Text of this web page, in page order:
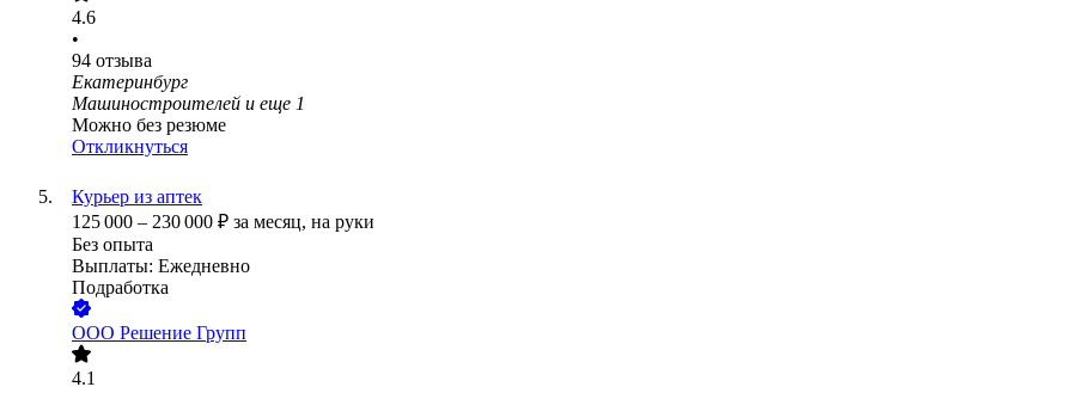
4.6
•
94 отзыва
Екатеринбург
Машиностроителей и еще 1
Можно без резюме
Откликнуться
Курьер из аптек
125 000 – 230 000 ₽ за месяц, на руки
Без опыта
Выплаты: Ежедневно
Подработка
ООО Решение Групп
4.1